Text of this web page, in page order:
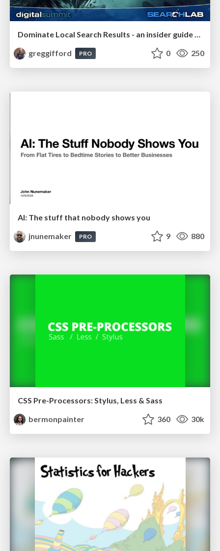
greggifford
PRO 0 250
AI: The stuff that nobody shows you
jnunemaker
PRO 9 880
CSS Pre-Processors: Stylus, Less & Sass
bermonpainter
360 30k